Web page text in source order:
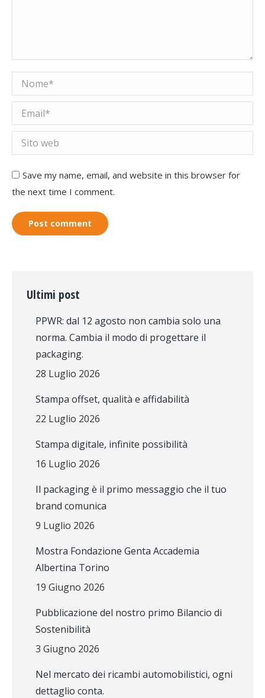
Nome *
Email *
Sito web
Save my name, email, and website in this browser for
the next time I comment.
Post comment
Ultimi post
PPWR: dal 12 agosto non cambia solo una
norma. Cambia il modo di progettare il
packaging.
28 Luglio 2026
Stampa offset, qualità e affidabilità
22 Luglio 2026
Stampa digitale, infinite possibilità
16 Luglio 2026
Il packaging è il primo messaggio che il tuo
brand comunica
9 Luglio 2026
Mostra Fondazione Genta Accademia
Albertina Torino
19 Giugno 2026
Pubblicazione del nostro primo Bilancio di
Sostenibilità
3 Giugno 2026
Nel mercato dei ricambi automobilistici, ogni
dettaglio conta.